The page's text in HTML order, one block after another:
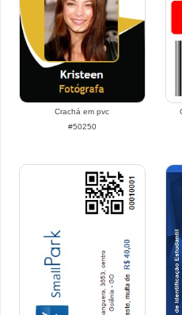
Crachá em pvc
#50250